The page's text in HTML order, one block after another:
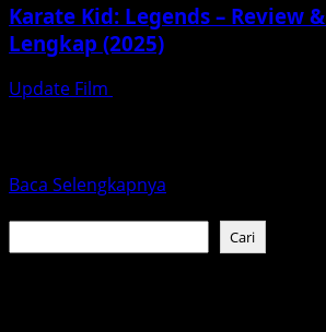
Karate Kid: Legends – Review
Lengkap (2025)
Update Film
Baca Selengkapnya
Karate
Cari